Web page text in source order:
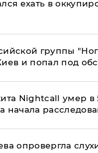
ехать в
группы
и попал под
Nightcall умер в
начала
опровергла